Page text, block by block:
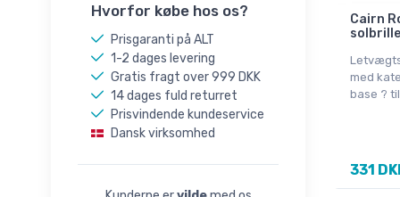
6,5
10
10,5
116
128
140
152
19-22
Hvorfor købe hos os?
Prisgaranti på ALT
1-2 dages levering
Gratis fragt over 999 DKK
14 dages fuld returret
Prisvindende kundeservice
Dansk virksomhed
Cairn
med
base ?
331